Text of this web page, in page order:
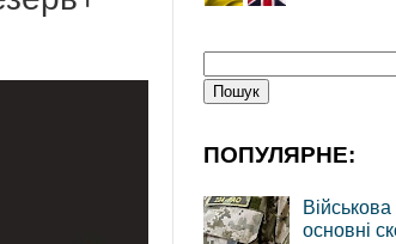
ПОПУЛЯРНЕ:
Військова
основні